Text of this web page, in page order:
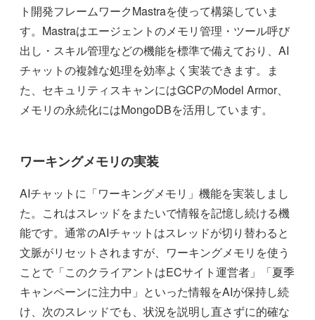
ト開発フレームワークMastraを使って構築していま
す。Mastraはエージェントのメモリ管理・ツール呼び
出し・スキル管理などの機能を標準で備えており、AI
チャットの複雑な処理を効率よく実装できます。ま
た、セキュリティスキャンにはGCPのModel Armor、
メモリの永続化にはMongoDBを活用しています。
ワーキングメモリの実装
AIチャットに「ワーキングメモリ」機能を実装しまし
た。これはスレッドをまたいで情報を記憶し続ける機
能です。通常のAIチャットはスレッドが切り替わると
文脈がリセットされますが、ワーキングメモリを使う
ことで「このクライアントはECサイト運営者」「夏季
キャンペーンに注力中」といった情報をAIが保持し続
け、次のスレッドでも、状況を説明し直さずに的確な